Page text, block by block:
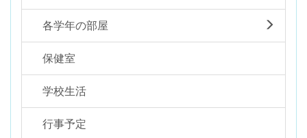
各学年の部屋
保健室
学校生活
行事予定